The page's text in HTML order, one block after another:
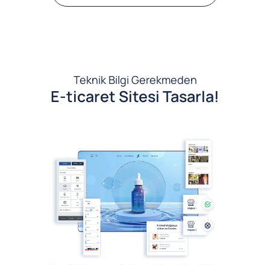
Teknik Bilgi Gerekmeden
E-ticaret Sitesi Tasarla!